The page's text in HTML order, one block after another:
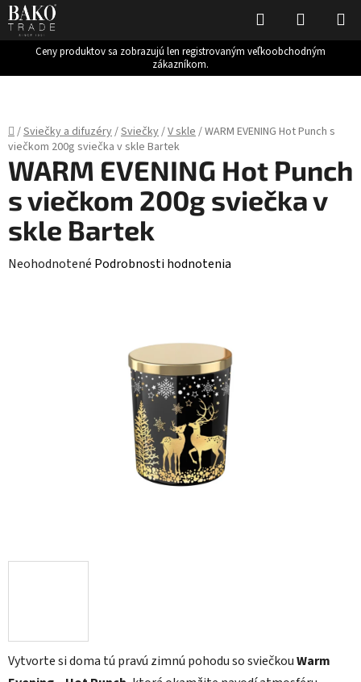
Ceny produktov sa zobrazujú len registrovaným veľkoobchodným
zákazníkom.
Hľadať
KOŠÍK
Domov
/Sviečky a difuzéry/Sviečky/V skle/WARM EVENING Hot Punch s
viečkom 200g sviečka v skle Bartek
Vytvorte si doma tú pravú zimnú pohodu so sviečkouWarm
WARM EVENING Hot Punch
s viečkom 200g sviečka v
skle Bartek
Priemerné
Neohodnotené Podrobnosti hodnotenia